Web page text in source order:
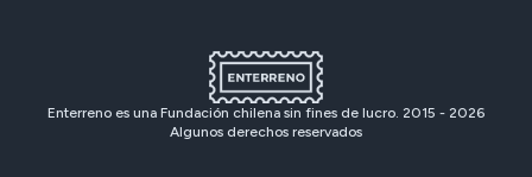
Enterreno es una Fundación chilena sin fines de lucro. 2015 - 2026
Algunos derechos reservados